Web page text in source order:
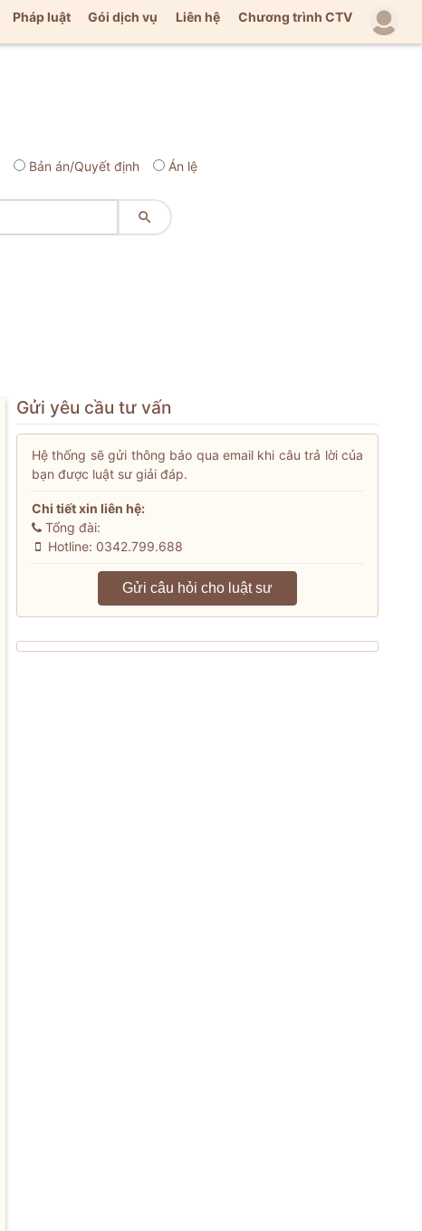
Pháp luật Gói dịch vụ Liên hệ Chương trình CTV
Bản án/Quyết định Án lệ

Gửi yêu cầu tư vấn
Hệ thống sẽ gửi thông báo qua email khi câu trả lời của
bạn được luật sư giải đáp.
Chi tiết xin liên hệ:
Tổng đài:
Hotline: 0342.799.688
Gửi câu hỏi cho luật sư